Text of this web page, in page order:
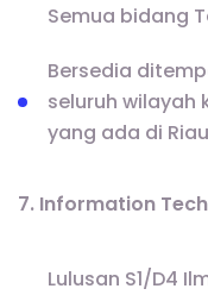
Semua bidang
Bersedia
seluruh wilayah
yang ada di Riau
7. Information
Lulusan S1/D4